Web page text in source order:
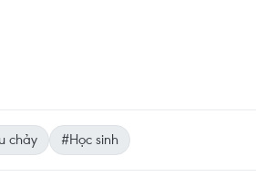
chảy #Học sinh